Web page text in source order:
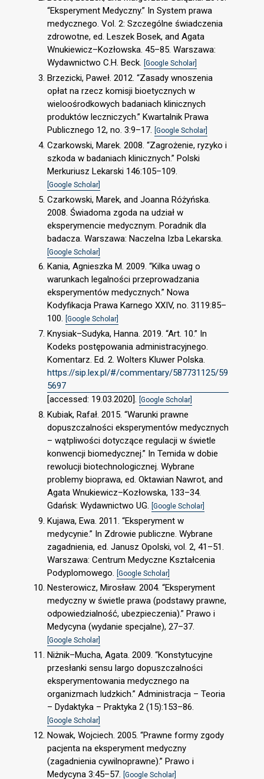
“Eksperyment Medyczny.” In System prawa
medycznego. Vol. 2: Szczególne świadczenia
zdrowotne, ed. Leszek Bosek, and Agata
Wnukiewicz–Kozłowska. 45–85. Warszawa:
Wydawnictwo C.H. Beck. [Google Scholar]
Brzezicki, Paweł. 2012. “Zasady wnoszenia
opłat na rzecz komisji bioetycznych w
wieloośrodkowych badaniach klinicznych
produktów leczniczych.” Kwartalnik Prawa
Publicznego 12, no. 3:9–17. [Google Scholar]
Czarkowski, Marek. 2008. “Zagrożenie, ryzyko i
szkoda w badaniach klinicznych.” Polski
Merkuriusz Lekarski 146:105–109.
[Google Scholar]
Czarkowski, Marek, and Joanna Różyńska.
2008. Świadoma zgoda na udział w
eksperymencie medycznym. Poradnik dla
badacza. Warszawa: Naczelna Izba Lekarska.
[Google Scholar]
Kania, Agnieszka M. 2009. “Kilka uwag o
warunkach legalności przeprowadzania
eksperymentów medycznych.” Nowa
Kodyfikacja Prawa Karnego XXIV, no. 3119:85–
100. [Google Scholar]
Knysiak–Sudyka, Hanna. 2019. “Art. 10.” In
Kodeks postępowania administracyjnego.
Komentarz. Ed. 2. Wolters Kluwer Polska.
https://sip.lex.pl/#/commentary/587731125/59
5697
[accessed: 19.03.2020]. [Google Scholar]
Kubiak, Rafał. 2015. “Warunki prawne
dopuszczalności eksperymentów medycznych
– wątpliwości dotyczące regulacji w świetle
konwencji biomedycznej.” In Temida w dobie
rewolucji biotechnologicznej. Wybrane
problemy bioprawa, ed. Oktawian Nawrot, and
Agata Wnukiewicz–Kozłowska, 133–34.
Gdańsk: Wydawnictwo UG. [Google Scholar]
Kujawa, Ewa. 2011. “Eksperyment w
medycynie.” In Zdrowie publiczne. Wybrane
zagadnienia, ed. Janusz Opolski, vol. 2, 41–51.
Warszawa: Centrum Medyczne Kształcenia
Podyplomowego.
[Google Scholar]
Nesterowicz, Mirosław. 2004. “Eksperyment
medyczny w świetle prawa (podstawy prawne,
odpowiedzialność, ubezpieczenia).” Prawo i
Medycyna (wydanie specjalne), 27–37.
[Google Scholar]
Niżnik–Mucha, Agata. 2009. “Konstytucyjne
przesłanki sensu largo dopuszczalności
eksperymentowania medycznego na
organizmach ludzkich.” Administracja – Teoria
– Dydaktyka – Praktyka 2 (15):153–86.
[Google Scholar]
Nowak, Wojciech. 2005. “Prawne formy zgody
pacjenta na eksperyment medyczny
(zagadnienia cywilnoprawne).” Prawo i
Medycyna 3:45–57. [Google Scholar]